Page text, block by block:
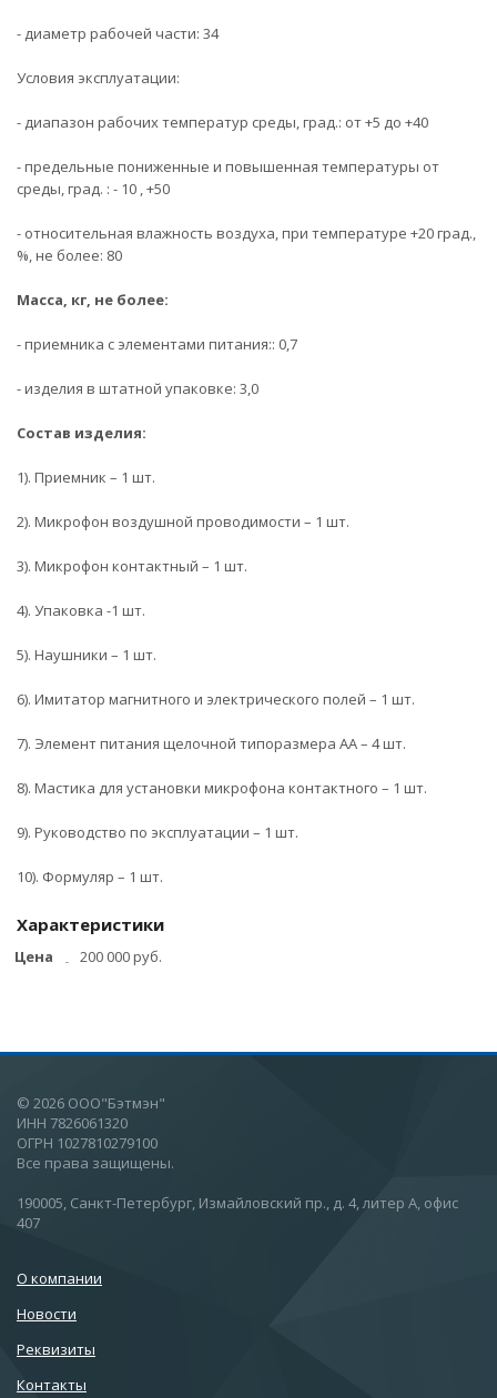
- диаметр рабочей части: 34
Условия эксплуатации:
- диапазон рабочих температур среды, град.: от +5 до +40
- предельные пониженные и повышенная температуры от
среды, град. : - 10 , +50
- относительная влажность воздуха, при температуре +20 град.,
%, не более: 80
Масса, кг, не более:
- приемника с элементами питания:: 0,7
- изделия в штатной упаковке: 3,0
Состав изделия:
1). Приемник – 1 шт.
2). Микрофон воздушной проводимости – 1 шт.
3). Микрофон контактный – 1 шт.
4). Упаковка -1 шт.
5). Наушники – 1 шт.
6). Имитатор магнитного и электрического полей – 1 шт.
7). Элемент питания щелочной типоразмера АА – 4 шт.
8). Мастика для установки микрофона контактного – 1 шт.
9). Руководство по эксплуатации – 1 шт.
10). Формуляр – 1 шт.
Характеристики
Цена 200 000 руб.
© 2026 ООО"Бэтмэн"
ИНН 7826061320
ОГРН 1027810279100
Все права защищены.
190005, Санкт-Петербург, Измайловский пр., д. 4, литер А, офис
407
О компании
Новости
Реквизиты
Контакты